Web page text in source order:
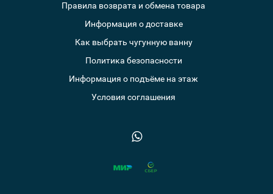
Правила возврата и обмена товара
Информация о доставке
Как выбрать чугунную ванну
Политика безопасности
Информация о подъёме на этаж
Условия соглашения